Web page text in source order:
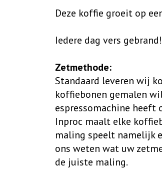
Deze koffie groeit op
Iedere dag vers
Zetmethode:
Standaard leveren wij
koffiebonen gemalen
espressomachine
Inproc maalt elke
maling speelt namelijk
ons weten wat uw
de juiste maling.